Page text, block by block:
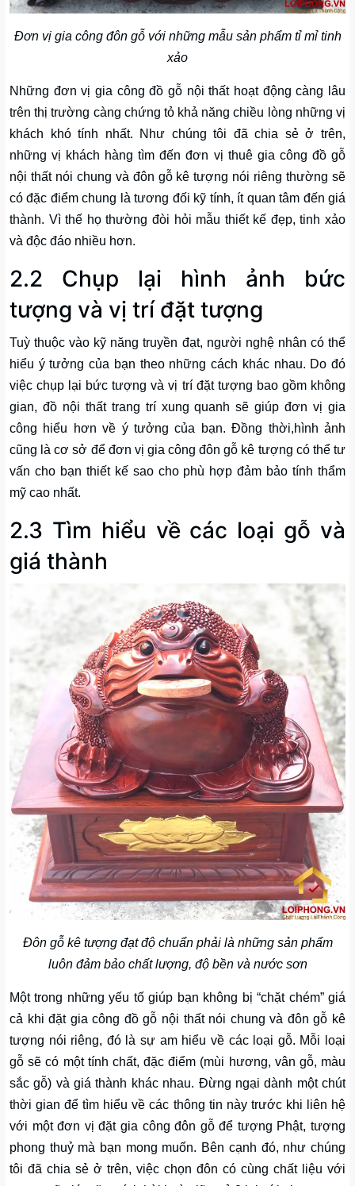
Đơn vị gia công đôn gỗ với những mẫu sản phẩm tỉ mỉ tinh
xảo
Những đơn vị gia công đồ gỗ nội thất hoạt động càng lâu
trên thị trường càng chứng tỏ khả năng chiều lòng những vị
khách khó tính nhất. Như chúng tôi đã chia sẻ ở trên,
những vị khách hàng tìm đến đơn vị thuê gia công đồ gỗ
nội thất nói chung và đôn gỗ kê tượng nói riêng thường sẽ
có đặc điểm chung là tương đối kỹ tính, ít quan tâm đến giá
thành. Vì thế họ thường đòi hỏi mẫu thiết kế đẹp, tinh xảo
và độc đáo nhiều hơn.
2.2 Chụp lại hình ảnh bức
tượng và vị trí đặt tượng
Tuỳ thuộc vào kỹ năng truyền đạt, người nghệ nhân có thể
hiểu ý tưởng của bạn theo những cách khác nhau. Do đó
việc chụp lại bức tượng và vị trí đặt tượng bao gồm không
gian, đồ nội thất trang trí xung quanh sẽ giúp đơn vị gia
công hiểu hơn về ý tưởng của bạn. Đồng thời,hình ảnh
cũng là cơ sở để đơn vị gia công đôn gỗ kê tượng có thể tư
vấn cho bạn thiết kế sao cho phù hợp đảm bảo tính thẩm
mỹ cao nhất.
2.3 Tìm hiểu về các loại gỗ và
giá thành
Đôn gỗ kê tượng đạt độ chuẩn phải là những sản phẩm
luôn đảm bảo chất lượng, độ bền và nước sơn
Một trong những yếu tố giúp bạn không bị “chặt chém” giá
cả khi đặt gia công đồ gỗ nội thất nói chung và đôn gỗ kê
tượng nói riêng, đó là sự am hiểu về các loại gỗ. Mỗi loại
gỗ sẽ có một tính chất, đặc điểm (mùi hương, vân gỗ, màu
sắc gỗ) và giá thành khác nhau. Đừng ngại dành một chút
thời gian để tìm hiểu về các thông tin này trước khi liên hệ
với một đơn vị đặt gia công đôn gỗ để tượng Phật, tượng
phong thuỷ mà bạn mong muốn. Bên cạnh đó, như chúng
tôi đã chia sẻ ở trên, việc chọn đôn có cùng chất liệu với